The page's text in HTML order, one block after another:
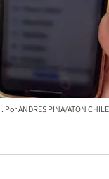
ANDRES PINA/ATON CHILE